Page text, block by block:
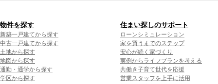
物件を探す
新築一戸建てから探す
中古一戸建てから探す
土地から探す
地図から探す
通勤・通学から探す
学区から探す
住まい探しのサポート
ローンシミュレーション
家を買うまでのステップ
安心が続く家づくり
実例からライフプランを考える
共働き子育て世代を応援
営業スタッフを上手に活用